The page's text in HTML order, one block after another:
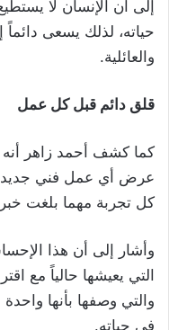
إلى أن الإنسان لا
حياته، لذلك يسعى دائماً
والعائلية.
قلق دائم قبل كل عمل
كما كشف أحمد زاهر
عرض أي عمل فني جديد،
كل تجربة مهما بلغت
وأشار إلى أن هذا
التي يعيشها حالياً مع
والتي وصفها بأنها
في حياته.